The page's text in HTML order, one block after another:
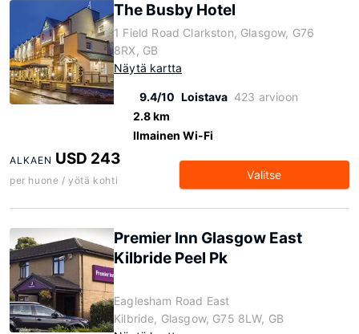
The Busby Hotel
1 Field Road Clarkston, Glasgow, G76
8RX, GB
Näytä kartta
9.4/10 Loistava 423 arvioon
2.8 km
Ilmainen Wi-Fi
ALKAEN USD 243
per huone / yötä kohti Valitse
Premier Inn Glasgow East
Kilbride Peel Pk
Eaglesham Road East
Kilbride, Glasgow, G75 8LW, GB